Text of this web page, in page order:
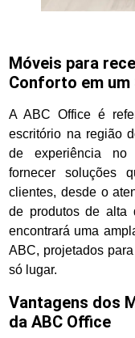
Móveis para
Conforto em um
A ABC Office é
escritório na região
de experiência no
fornecer soluções
clientes, desde o
de produtos de alta
encontrará uma
ABC, projetados
só lugar.
Vantagens dos
da ABC Office